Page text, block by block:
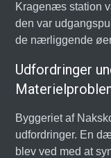
Kragenæs station
den var
de nærliggende
Udfordringer
Byggeriet af
udfordringer. En
blev ved med at